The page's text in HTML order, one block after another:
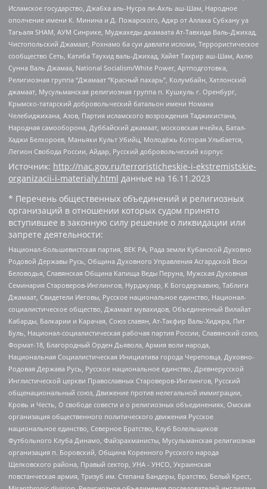
Исламское государство, Джабха аль-Нусра ли-Ахль аш-Шам, Народное
ополчение имени К. Минина и Д. Пожарского, Аджр от Аллаха Субхану уа
Тагьаля SHAM, АУМ Синрике, Муджахеды джамаата Ат-Тавхида Валь-Джихад,
Чистопольский Джамаат, Рохнамо ба суи давлати исломи, Террористическое
сообщество Сеть, Катиба Таухид валь-Джихад, Хайят Тахрир аш-Шам, Ахлю
Сунна Валь Джамаа, National Socialism/White Power, Артподготовка,
Религиозная группа “Джамаат “Красный пахарь”, Колумбайн, Хатлонский
джамаат, Мусульманская религиозная группа п. Кушкуль г. Оренбург,
Крымско-татарский добровольческий батальон имени Номана
Челебиджихана, Азов, Партия исламского возрождения Таджикистана,
Народная самооборона, Дуббайский джамаат, московская ячейка, Батал-
Хаджи Белхороев, Маньяки Культ Убийц, Молодёжь Которая Улыбается,
Легион Свобода России, Айдар, Русский добровольческий корпус
Источник: http://nac.gov.ru/terroristicheskie-i-ekstremistskie-
organizacii-i-materialy.html данные на 16.11.2023
* Перечень общественных объединений и религиозных
организаций в отношении которых судом принято
вступившее в законную силу решение о ликвидации или
запрете деятельности:
Национал-большевистская партия, ВЕК РА, Рада земли Кубанской Духовно
Родовой Державы Русь, Община Духовного Управления Асгардской Веси
Беловодья, Славянская Община Капища Веды Перуна, Мужская Духовная
Семинария Староверов-Инглингов, Нурджулар, К Богодержавию, Таблиги
Джамаат, Свидетели Иеговы, Русское национальное единство, Национал-
социалистическое общество, Джамаат мувахидов, Объединенный Вилайат
Кабарды, Балкарии и Карачая, Союз славян, Ат-Такфир Валь-Хиджра, Пит
Буль, Национал-социалистическая рабочая партия России, Славянский союз,
Формат-18, Благородный Орден Дьявола, Армия воли народа,
Национальная Социалистическая Инициатива города Череповца, Духовно-
Родовая Держава Русь, Русское национальное единство, Древнерусской
Инглистической церкви Православных Староверов-Инглингов, Русский
общенациональный союз, Движение против нелегальной иммиграции,
Кровь и Честь, О свободе совести и о религиозных объединениях, Омская
организация общественного политического движения Русское
национальное единство, Северное Братство, Клуб Болельщиков
Футбольного Клуба Динамо, Файзрахманисты, Мусульманская религиозная
организация п. Боровский, Община Коренного Русского народа
Щелковского района, Правый сектор, УНА - УНСО, Украинская
повстанческая армия, Тризуб им. Степана Бандеры, Братство, Белый Крест,